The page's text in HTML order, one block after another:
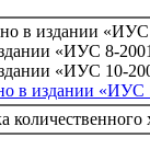
в издании
«ИУС 8-
«ИУС 10-
в издании «ИУС